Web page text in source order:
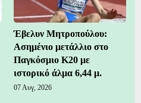
Έβελυν Μητροπούλου:
Ασημένιο μετάλλιο στο
Παγκόσμιο Κ20 με
ιστορικό άλμα 6,44 μ.
07 Αυγ, 2026